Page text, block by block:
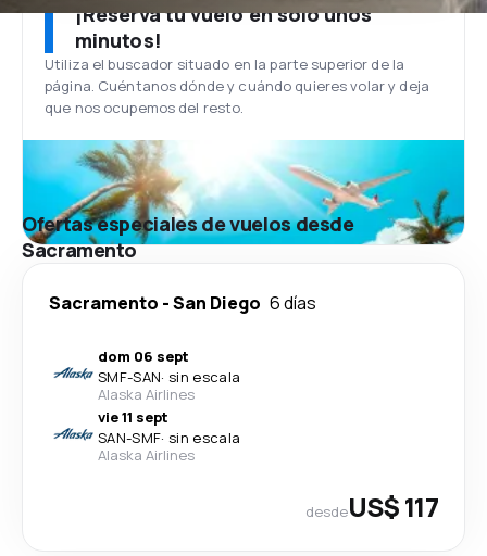
¡Reserva tu vuelo en solo unos
minutos!
Utiliza el buscador situado en la parte superior de la
página. Cuéntanos dónde y cuándo quieres volar y deja
que nos ocupemos del resto.
Ofertas especiales de vuelos desde
Sacramento
Sacramento -San Diego 6 días
dom 06 sept
SMF-SAN· sin escala
Alaska Airlines
vie 11 sept
SAN-SMF· sin escala
Alaska Airlines
desdeUS$ 117